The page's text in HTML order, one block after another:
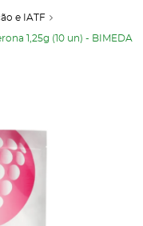
e IATF
1,25g (10 un) - BIMEDA